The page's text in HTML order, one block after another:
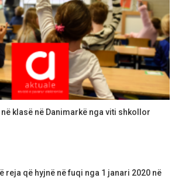
klasë në Danimarkë nga viti shkollor
reja që hyjnë në fuqi nga 1 janari 2020 në